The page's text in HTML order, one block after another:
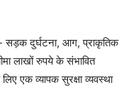
सड़क दुर्घटना, आग, प्राकृतिक
लाखों रुपये के संभावित
एक व्यापक सुरक्षा व्यवस्था